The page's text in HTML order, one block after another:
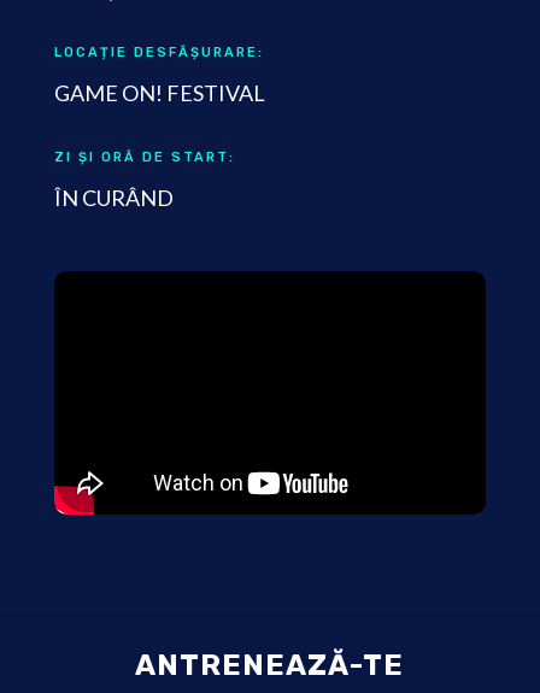
LOCAȚIE DESFĂȘURARE:
GAME ON! FESTIVAL
ZI ȘI ORĂ DE START:
ÎN CURÂND
ANTRENEAZĂ-TE